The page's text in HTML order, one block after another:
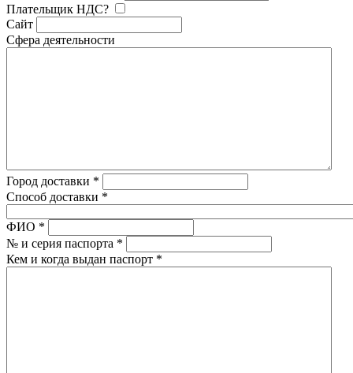
Плательщик НДС?
Сайт
Сфера деятельности
Город доставки *
Способ доставки *
ФИО *
№ и серия паспорта *
Кем и когда выдан паспорт *